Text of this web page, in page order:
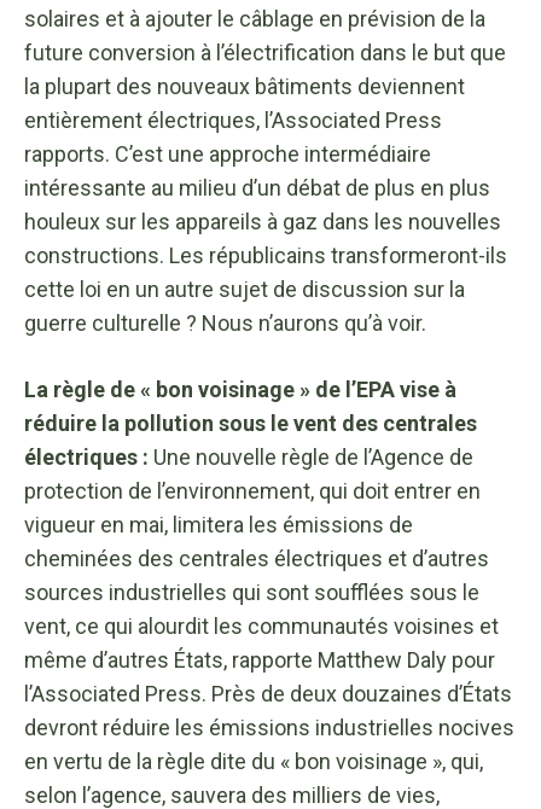
solaires et à ajouter le câblage en prévision de la
future conversion à l’électrification dans le but que
la plupart des nouveaux bâtiments deviennent
entièrement électriques, l’Associated Press
rapports. C’est une approche intermédiaire
intéressante au milieu d’un débat de plus en plus
houleux sur les appareils à gaz dans les nouvelles
constructions. Les républicains transformeront-ils
cette loi en un autre sujet de discussion sur la
guerre culturelle ? Nous n’aurons qu’à voir.
La règle de « bon voisinage » de l’EPA vise à
réduire la pollution sous le vent des centrales
électriques : Une nouvelle règle de l’Agence de
protection de l’environnement, qui doit entrer en
vigueur en mai, limitera les émissions de
cheminées des centrales électriques et d’autres
sources industrielles qui sont soufflées sous le
vent, ce qui alourdit les communautés voisines et
même d’autres États, rapporte Matthew Daly pour
l’Associated Press. Près de deux douzaines d’États
devront réduire les émissions industrielles nocives
en vertu de la règle dite du « bon voisinage », qui,
selon l’agence, sauvera des milliers de vies,